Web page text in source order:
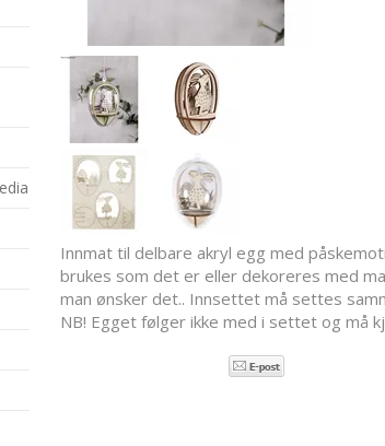
Innmat til delbare akryl egg med
brukes som det er eller dekoreres med
man ønsker det.. Innsettet må settes
NB! Egget følger ikke med i settet og må